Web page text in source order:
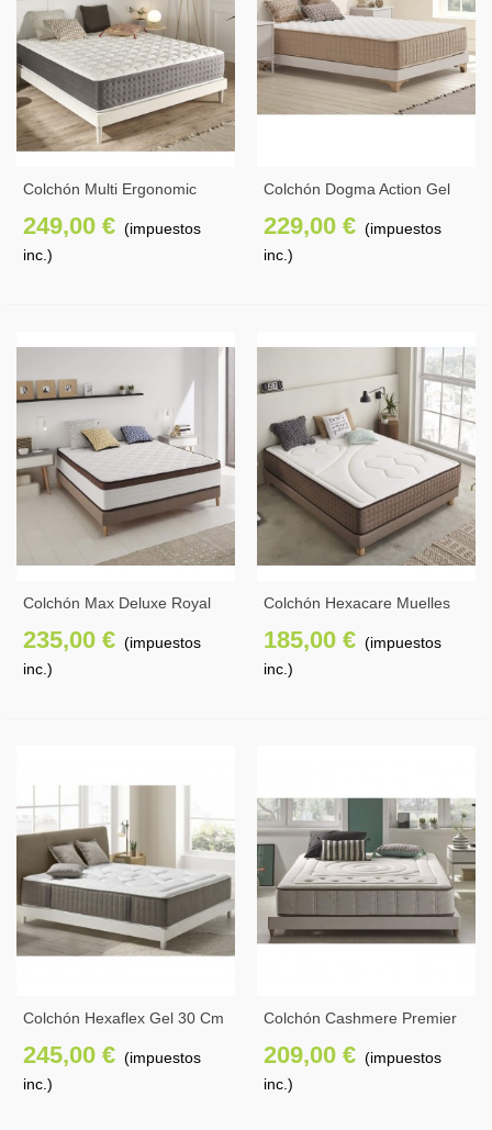
Colchón Multi Ergonomic
249,00 € (impuestos
inc.)
Colchón Dogma Action Gel
229,00 € (impuestos
inc.)
Colchón Max Deluxe Royal
235,00 € (impuestos
inc.)
Colchón Hexacare Muelles
185,00 € (impuestos
inc.)
Colchón Hexaflex Gel 30 Cm
245,00 € (impuestos
inc.)
Colchón Cashmere Premier
209,00 € (impuestos
inc.)